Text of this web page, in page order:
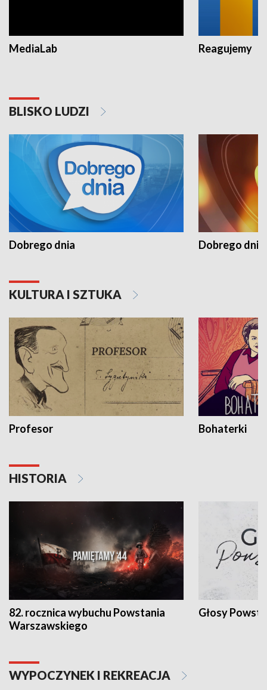
MediaLab Reagujemy
BLISKO LUDZI
Dobrego dnia Dobrego dnia
KULTURA I SZTUKA
Profesor Bohaterki
HISTORIA
82. rocznica wybuchu Powstania
Warszawskiego
Głosy
WYPOCZYNEK I REKREACJA